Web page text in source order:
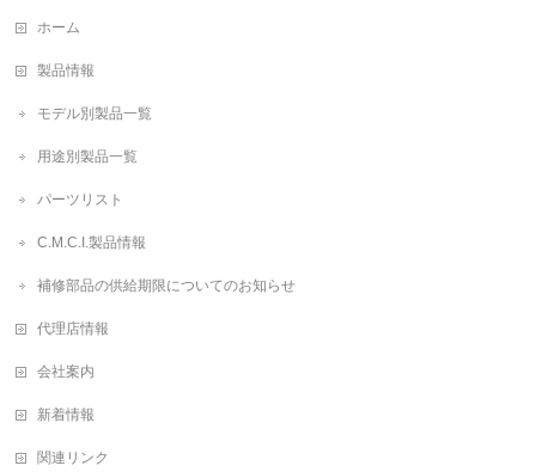
ホーム
製品情報
モデル別製品一覧
用途別製品一覧
パーツリスト
C.M.C.I.製品情報
補修部品の供給期限についてのお知らせ
代理店情報
会社案内
新着情報
関連リンク